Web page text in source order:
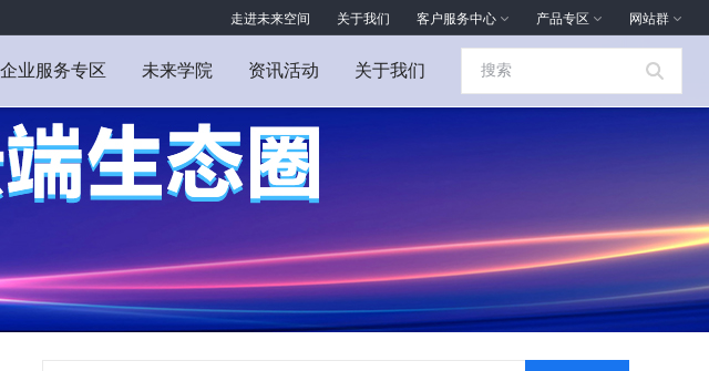
走进未来空间 关于我们 客户服务中心 产品专区 网站群
企业服务专区 未来学院 资讯活动 关于我们